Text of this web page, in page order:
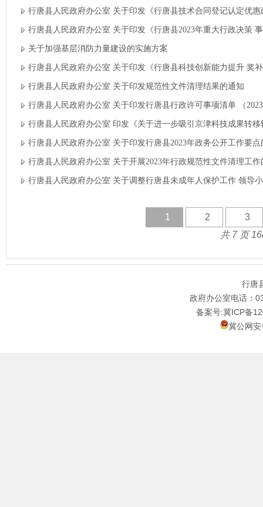
行唐县人民政府办公室 关于印发《行唐县技术合同登记认定优
行唐县人民政府办公室 关于印发《行唐县2023年重大行政决策
关于加强基层消防力量建设的实施方案
行唐县人民政府办公室 关于印发《行唐县科技创新能力提升 奖
行唐县人民政府办公室 关于印发规范性文件清理结果的通知
行唐县人民政府办公室 关于印发行唐县行政许可事项清单 （
行唐县人民政府办公室 印发《关于进一步吸引京津科技成果转
行唐县人民政府办公室 关于印发行唐县2023年政务公开工作要点
行唐县人民政府办公室 关于开展2023年行政规范性文件清理工作
行唐县人民政府办公室 关于调整行唐县未成年人保护工作 领导
1 2
3
共 7 页